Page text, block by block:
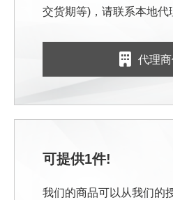
交货期等)，请联系本地代
代理商
可提供1件!
我们的商品可以从我们的